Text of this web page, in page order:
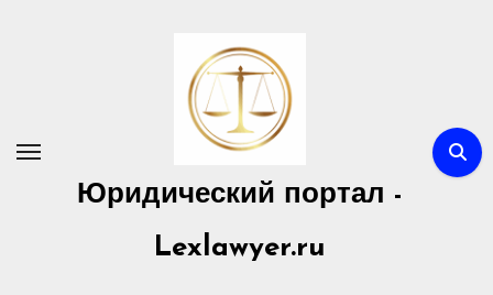
Юридический портал -
Lexlawyer.ru